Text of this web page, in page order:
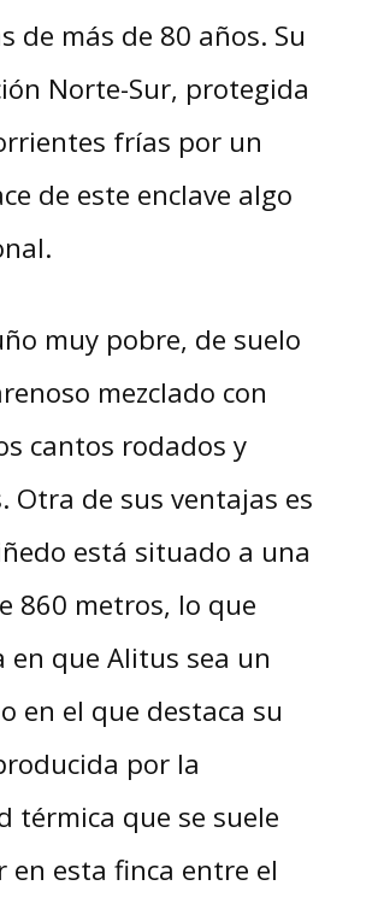
de más de 80 años. Su
Norte-Sur, protegida
frías por un
de este enclave algo
muy pobre, de suelo
mezclado con
cantos rodados y
Otra de sus ventajas es
está situado a una
860 metros, lo que
en que Alitus sea un
en el que destaca su
por la
térmica que se suele
en esta finca entre el